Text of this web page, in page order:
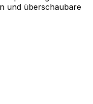
und überschaubare